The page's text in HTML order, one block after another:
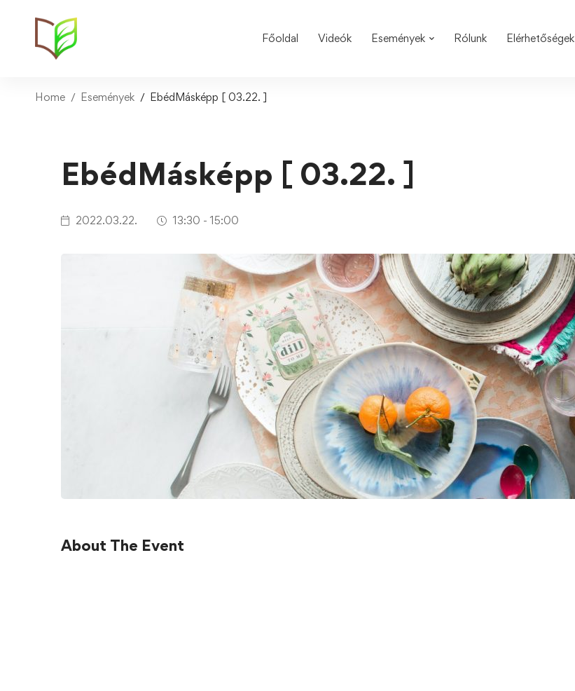
Főoldal Videók Események Rólunk Elérhetőségek
Home Események EbédMásképp [ 03.22. ]
EbédMásképp [ 03.22. ]
2022.03.22. 13:30 - 15:00
About The Event